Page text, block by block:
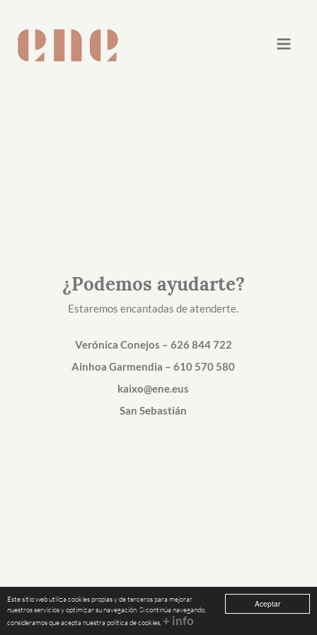
Aceptar
Este sitio web utiliza cookies propias y de terceros para mejorar
nuestros servicios y optimizar su navegación. Si continúa navegando,
consideramos que acepta nuestra política de cookies. + info
¿Podemos ayudarte?
Estaremos encantadas de atenderte.
Verónica Conejos – 626 844 722
Ainhoa Garmendia – 610 570 580
kaixo@ene.eus
San Sebastián